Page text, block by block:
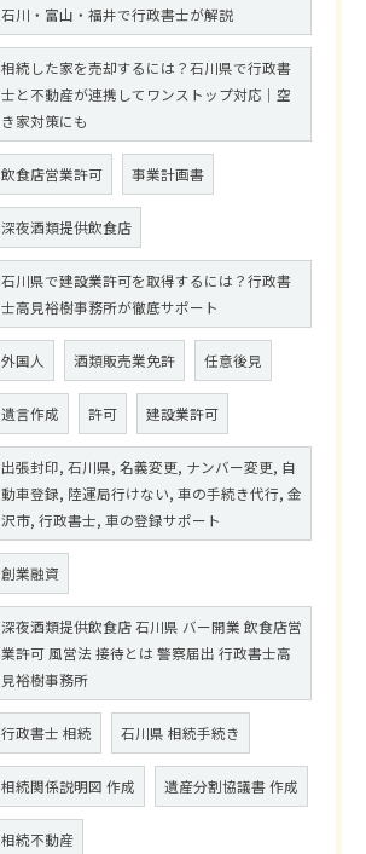
石川・富山・福井で行政書士が解説
相続した家を売却するには？石川県で行政書
士と不動産が連携してワンストップ対応｜空
き家対策にも
飲食店営業許可 事業計画書
深夜酒類提供飲食店
石川県で建設業許可を取得するには？行政書
士高見裕樹事務所が徹底サポート
外国人 酒類販売業免許 任意後見
遺言作成 許可 建設業許可
出張封印, 石川県, 名義変更, ナンバー変更, 自
動車登録, 陸運局行けない, 車の手続き代行, 金
沢市, 行政書士, 車の登録サポート
創業融資
深夜酒類提供飲食店 石川県 バー開業 飲食店営
業許可 風営法 接待とは 警察届出 行政書士高
見裕樹事務所
行政書士 相続 石川県 相続手続き
相続関係説明図 作成 遺産分割協議書 作成
相続不動産